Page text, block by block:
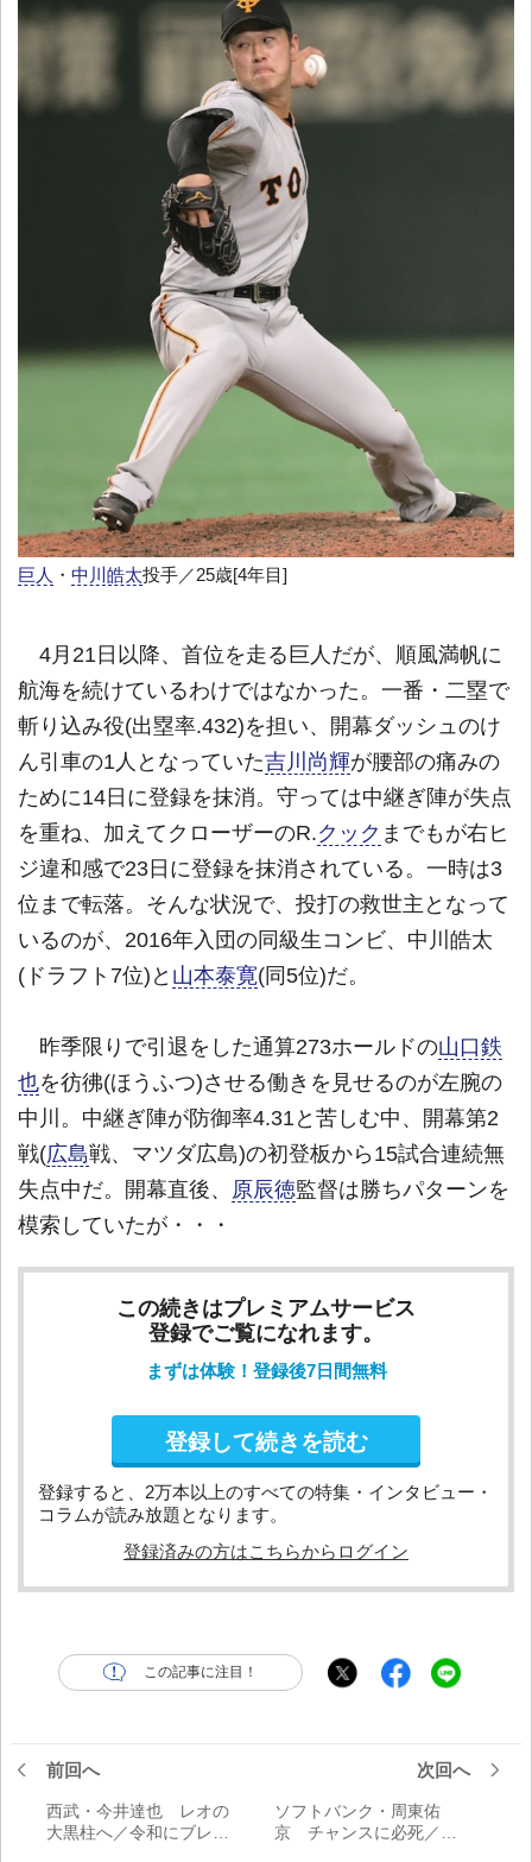
巨人 ・ 中川皓太投手／25歳[4年目]
4月21日以降、首位を走る巨人だが、順風満帆に
航海を続けているわけではなかった。一番・二塁で
斬り込み役(出塁率.432)を担い、開幕ダッシュのけ
ん引車の1人となっていた吉川尚輝が腰部の痛みの
ために14日に登録を抹消。守っては中継ぎ陣が失点
を重ね、加えてクローザーのR.クック までもが右ヒ
ジ違和感で23日に登録を抹消されている。一時は3
位まで転落。そんな状況で、投打の救世主となって
いるのが、2016年入団の同級生コンビ、中川皓太
(ドラフト7位)と 山本泰寛(同5位)だ。
昨季限りで引退をした通算273ホールドの山口鉄
也を彷彿(ほうふつ)させる働きを見せるのが左腕の
中川。中継ぎ陣が防御率4.31と苦しむ中、開幕第2
戦(広島戦、マツダ広島)の初登板から15試合連続無
失点中だ。開幕直後、 原辰徳監督は勝ちパターンを
模索していたが・・・
この続きはプレミアムサービス
登録でご覧になれます。
まずは体験！登録後7日間無料
登録して続きを読む
登録すると、2万本以上のすべての特集・インタビュー・
コラムが読み放題となります。
登録済みの方はこちらからログイン
この記事に注目！
前回へ
西武・今井達也 レオの
大黒柱へ／令和にブレー
次回へ
ソフトバンク・周東佑
京 チャンスに必死／令